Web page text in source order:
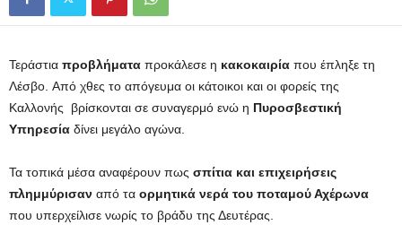
Τεράστια προβλήματα προκάλεσε η κακοκαιρία που έπληξε τη
Λέσβο. Από χθες το απόγευμα οι κάτοικοι και οι φορείς της
Καλλονής βρίσκονται σε συναγερμό ενώ η Πυροσβεστική
Υπηρεσία δίνει μεγάλο αγώνα.
Τα τοπικά μέσα αναφέρουν πως σπίτια και επιχειρήσεις
πλημμύρισαν από τα ορμητικά νερά του ποταμού Αχέρωνα
που υπερχείλισε νωρίς το βράδυ της Δευτέρας.